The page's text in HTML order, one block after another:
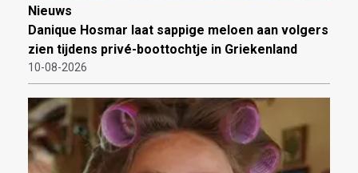
Nieuws
Danique Hosmar laat sappige meloen aan volgers
zien tijdens privé-boottochtje in Griekenland
10-08-2026